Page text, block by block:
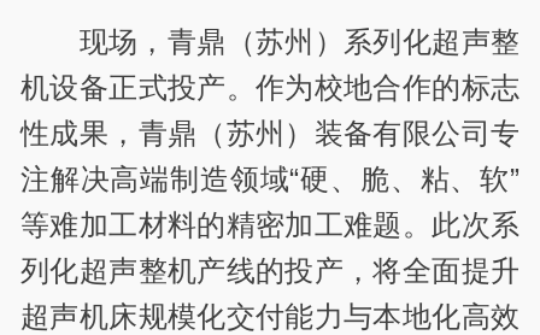
现场，青鼎（苏州）系列化超声整
机设备正式投产。作为校地合作的标志
性成果，青鼎（苏州）装备有限公司专
注解决高端制造领域“硬、脆、粘、软”
等难加工材料的精密加工难题。此次系
列化超声整机产线的投产，将全面提升
超声机床规模化交付能力与本地化高效